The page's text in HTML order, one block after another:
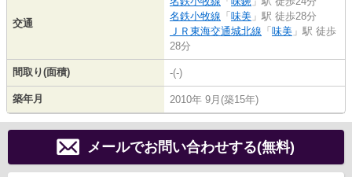
交通
名鉄小牧線 「 味美 」駅 徒歩28分
ＪＲ東海交通城北線 「 味美 」駅 徒歩
28分
間取り(面積) -(-)
築年月 2010年 9月(築15年)
メールでお問い合わせする(無料)